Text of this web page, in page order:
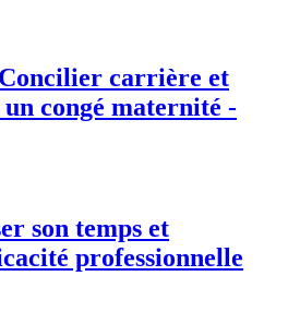
carrière et
congé maternité -
son temps et
professionnelle